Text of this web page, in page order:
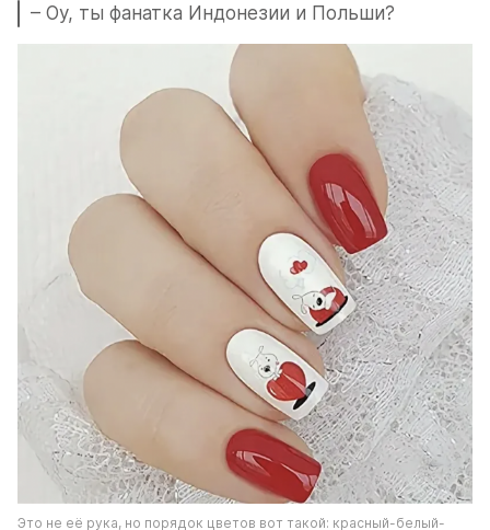
– Оу, ты фанатка Индонезии и Польши?
Это не её рука, но порядок цветов вот такой: красный-белый-